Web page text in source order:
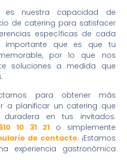
nuestra capacidad de
de catering para satisfacer
específicas de cada
importante que es que tu
por lo que nos
soluciones a medida que
para obtener más
a planificar un catering que
en tus invitados.
10 31 21o simplemente
de contacto. ¡Estamos
experiencia gastronómica